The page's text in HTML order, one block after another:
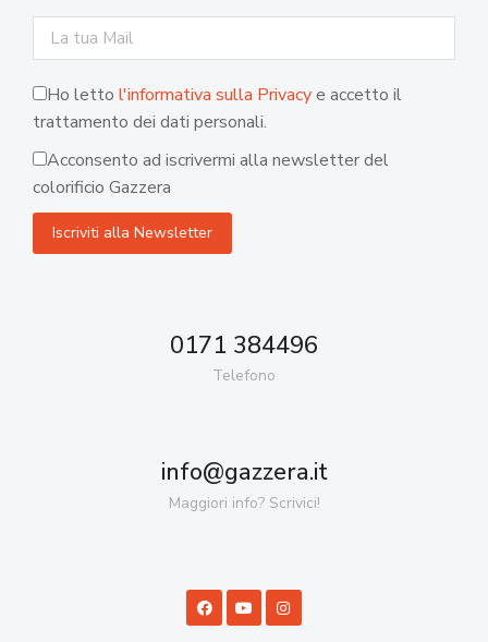
Ho letto l'informativa sulla Privacye accetto il
trattamento dei dati personali.
Acconsento ad iscrivermi alla newsletter del
colorificio Gazzera
0171 384496
Telefono
info@gazzera.it
Maggiori info? Scrivici!